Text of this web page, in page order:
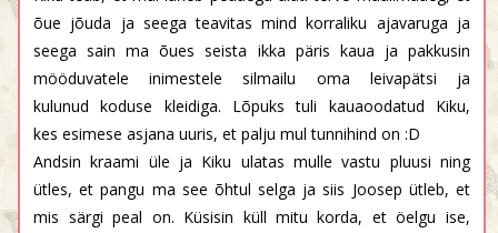
õue jõuda ja seega teavitas mind korraliku ajavaruga ja
seega sain ma õues seista ikka päris kaua ja pakkusin
mööduvatele inimestele silmailu oma leivapätsi ja
kulunud koduse kleidiga. Lõpuks tuli kauaoodatud Kiku,
kes esimese asjana uuris, et palju mul tunnihind on :D
Andsin kraami üle ja Kiku ulatas mulle vastu pluusi ning
ütles, et pangu ma see õhtul selga ja siis Joosep ütleb, et
mis särgi peal on. Küsisin küll mitu korda, et öelgu ise,